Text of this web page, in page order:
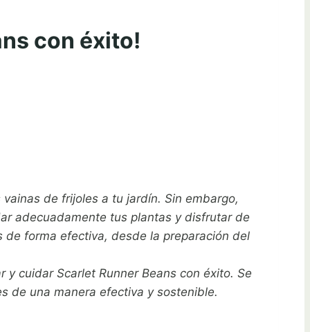
con éxito!
de frijoles a tu jardín. Sin embargo,
adecuadamente tus plantas y disfrutar de
de forma efectiva, desde la preparación del
cuidar Scarlet Runner Beans con éxito. Se
de una manera efectiva y sostenible.